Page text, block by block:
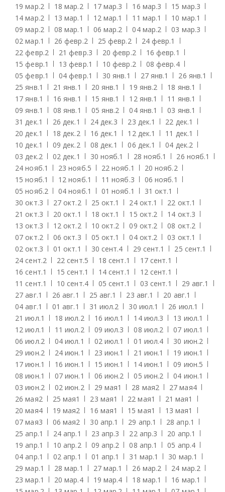
19 мар.2 18 мар.2 17 мар.3 16 мар.3 15 мар.3
14 мар.2 13 мар.1 12 мар.1 11 мар.1 10 мар.1
09 мар.2 08 мар.1 06 мар.2 04 мар.2 03 мар.3
02 мар.1 26 февр.2 25 февр.2 24 февр.1
22 февр.2 21 февр.3 20 февр.2 16 февр.1
15 февр.1 13 февр.1 10 февр.2 08 февр.4
05 февр.1 04 февр.1 30 янв.1 27 янв.1 26 янв.1
25 янв.1 21 янв.1 20 янв.1 19 янв.2 18 янв.1
17 янв.1 16 янв.1 15 янв.1 12 янв.1 11 янв.1
09 янв.1 08 янв.1 05 янв.2 04 янв.1 03 янв.1
31 дек.1 26 дек.1 24 дек.3 23 дек.1 22 дек.1
20 дек.1 18 дек.2 16 дек.1 12 дек.1 11 дек.1
10 дек.1 09 дек.2 08 дек.1 06 дек.1 04 дек.2
03 дек.2 02 дек.1 30 нояб.1 28 нояб.1 26 нояб.1
24 нояб.1 23 нояб.5 22 нояб.1 20 нояб.2
15 нояб.1 12 нояб.1 11 нояб.3 06 нояб.1
05 нояб.2 04 нояб.1 01 нояб.1 31 окт.1
30 окт.3 27 окт.2 25 окт.1 24 окт.1 22 окт.1
21 окт.3 20 окт.1 18 окт.1 15 окт.2 14 окт.3
13 окт.3 12 окт.2 10 окт.2 09 окт.2 08 окт.2
07 окт.2 06 окт.3 05 окт.1 04 окт.2 03 окт.1
02 окт.3 01 окт.1 30 сент.4 29 сент.1 25 сент.1
24 сент.2 22 сент.5 18 сент.1 17 сент.1
16 сент.1 15 сент.1 14 сент.1 12 сент.1
11 сент.1 10 сент.4 05 сент.1 03 сент.1 29 авг.1
27 авг.1 26 авг.1 25 авг.1 23 авг.1 20 авг.1
04 авг.1 01 авг.1 31 июл.2 30 июл.1 26 июл.1
21 июл.1 18 июл.2 16 июл.1 14 июл.3 13 июл.1
12 июл.1 11 июл.2 09 июл.3 08 июл.2 07 июл.1
06 июл.2 04 июл.1 02 июл.1 01 июл.4 30 июн.2
29 июн.2 24 июн.1 23 июн.1 21 июн.1 19 июн.1
17 июн.1 16 июн.1 15 июн.1 14 июн.1 09 июн.5
08 июн.1 07 июн.1 06 июн.2 05 июн.2 04 июн.1
03 июн.2 02 июн.2 29 мая1 28 мая2 27 мая4
26 мая2 25 мая1 23 мая1 22 мая1 21 мая1
20 мая4 19 мая2 16 мая1 15 мая1 13 мая1
07 мая3 06 мая2 30 апр.1 29 апр.1 28 апр.1
25 апр.1 24 апр.1 23 апр.3 22 апр.3 20 апр.1
19 апр.1 10 апр.2 09 апр.2 08 апр.1 05 апр.4
04 апр.1 02 апр.1 01 апр.1 31 мар.1 30 мар.1
29 мар.1 28 мар.1 27 мар.1 26 мар.2 24 мар.2
23 мар.1 20 мар.4 19 мар.4 18 мар.1 16 мар.1